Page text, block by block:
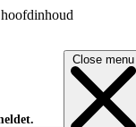
Close menu